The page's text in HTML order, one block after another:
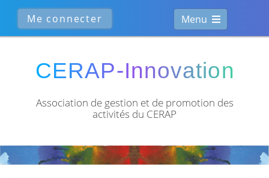
Menu
Association de gestion et de promotion des
activités du CERAP